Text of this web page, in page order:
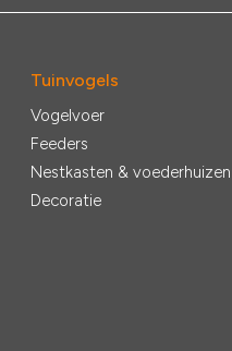
Tuinvogels
Vogelvoer
Feeders
Nestkasten & voederhuizen
Decoratie